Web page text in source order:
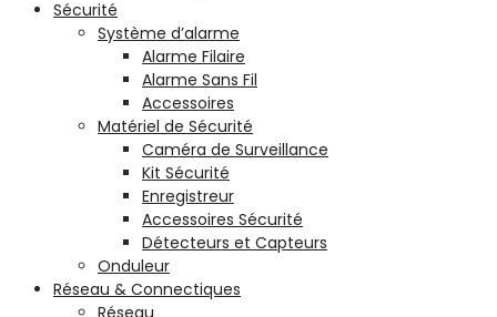
Sécurité
Système d’alarme
Alarme Filaire
Alarme Sans Fil
Accessoires
Matériel de Sécurité
Caméra de Surveillance
Kit Sécurité
Enregistreur
Accessoires Sécurité
Détecteurs et Capteurs
Onduleur
Réseau & Connectiques